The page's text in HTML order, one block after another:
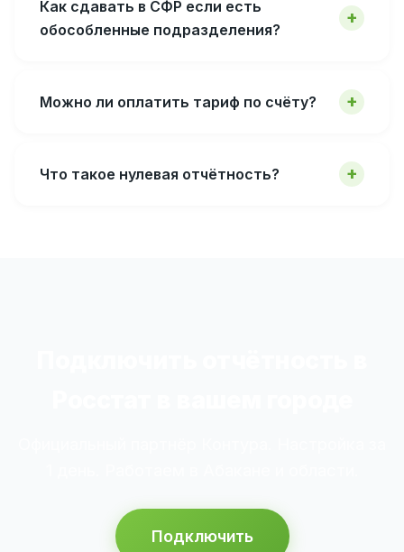
Как сдавать в СФР если есть
обособленные подразделения?
Можно ли оплатить тариф по счёту?
Что такое нулевая отчётность?
Подключить